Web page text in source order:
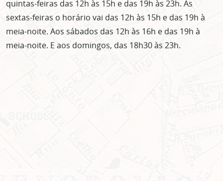
quintas-feiras das 12h às 15h e das 19h às 23h. As
sextas-feiras o horário vai das 12h às 15h e das 19h à
meia-noite. Aos sábados das 12h às 16h e das 19h à
meia-noite. E aos domingos, das 18h30 às 23h.